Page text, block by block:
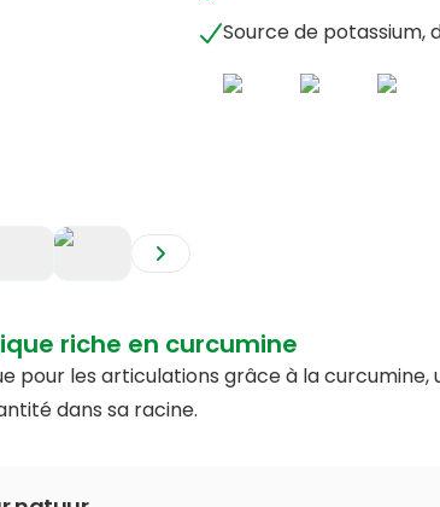
Source de potassium,
riche en curcumine
pour les articulations grâce à la curcumine,
dans sa racine.